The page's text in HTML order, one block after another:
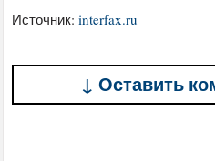
Источник:interfax.ru
↓ Оставить